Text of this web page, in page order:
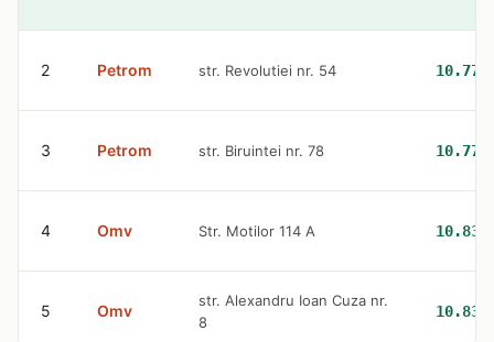
2 Petrom str. Revolutiei nr. 54 10.77
3 Petrom str. Biruintei nr. 78 10.77
4 Omv Str. Motilor 114 A 10.83
5 Omv
str. Alexandru Ioan Cuza nr.
8
10.83